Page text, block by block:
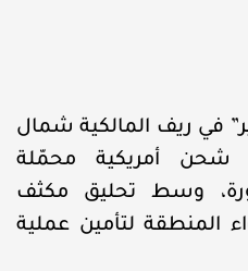
في ريف المالكية شمال
شحن أمريكية محمّلة
وسط تحليق مكثف
المنطقة لتأمين عملية